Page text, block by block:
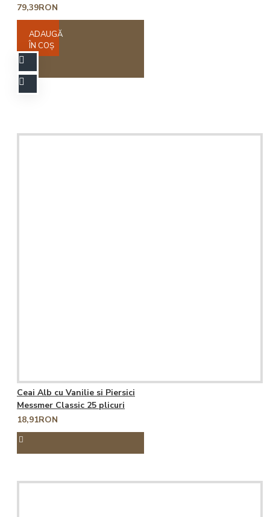
79,39RON
ADAUGĂ
ÎN COŞ
Ceai Alb cu Vanilie si Piersici
Messmer Classic 25 plicuri
18,91RON